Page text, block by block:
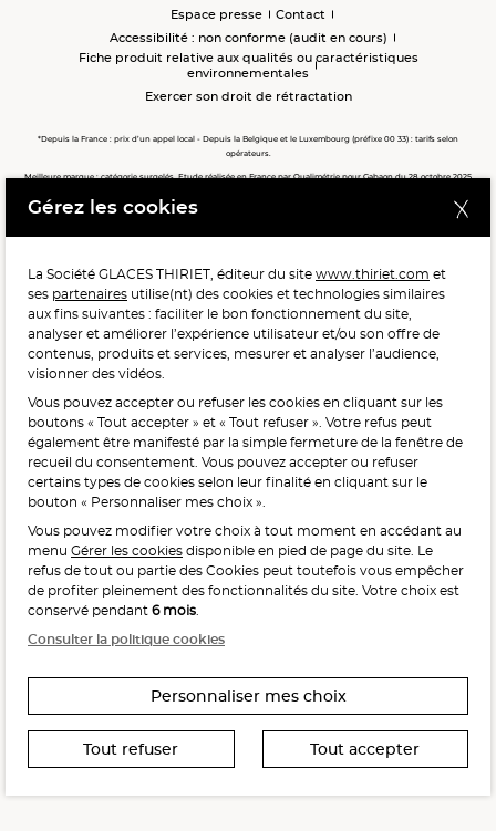
Espace presse
Contact
Accessibilité : non conforme (audit en cours)
Fiche produit relative aux qualités ou caractéristiques
environnementales
Exercer son droit de rétractation
*Depuis la France : prix d’un appel local - Depuis la Belgique et le Luxembourg (préfixe 00 33) : tarifs selon
opérateurs.
Meilleure marque : catégorie surgelés. Etude réalisée en France par Qualimétrie pour Gabaon du 28 octobre 2025
Meilleure chaîne de magasins, Meilleur e-commerçant, Meilleure relation clients : catégorie surgelés. Étude
POUR VOTRE SANTÉ, MANGEZ AU MOINS CINQ FRUITS ET
LÉGUMES PAR JOUR.WWW.MANGERBOUGER.FR
L'abus d'alcool est dangereux pour la santé, à consommer
avec modération.
Interdiction de vente de boissons alcooliques
aux mineurs de moins de 18 ans
La preuve de majorité de l’acheteur est exigée au moment
de la vente en ligne.
CODE DE LA SANTÉ PUBLIQUE, ART. L. 3342-1 ET L. 3353-3
Gérez les cookies
La Société GLACES THIRIET, éditeur du site www.thiriet.com et
ses partenaires utilise(nt) des cookies et technologies similaires
aux fins suivantes : faciliter le bon fonctionnement du site,
analyser et améliorer l’expérience utilisateur et/ou son offre de
contenus, produits et services, mesurer et analyser l’audience,
visionner des vidéos.
Vous pouvez accepter ou refuser les cookies en cliquant sur les
boutons « Tout accepter » et « Tout refuser ». Votre refus peut
également être manifesté par la simple fermeture de la fenêtre de
recueil du consentement. Vous pouvez accepter ou refuser
certains types de cookies selon leur finalité en cliquant sur le
bouton « Personnaliser mes choix ».
Vous pouvez modifier votre choix à tout moment en accédant au
menu Gérer les cookies disponible en pied de page du site. Le
refus de tout ou partie des Cookies peut toutefois vous empêcher
de profiter pleinement des fonctionnalités du site. Votre choix est
conservé pendant 6 mois.
Consulter la politique cookies
Personnaliser mes choix
Tout refuser Tout accepter